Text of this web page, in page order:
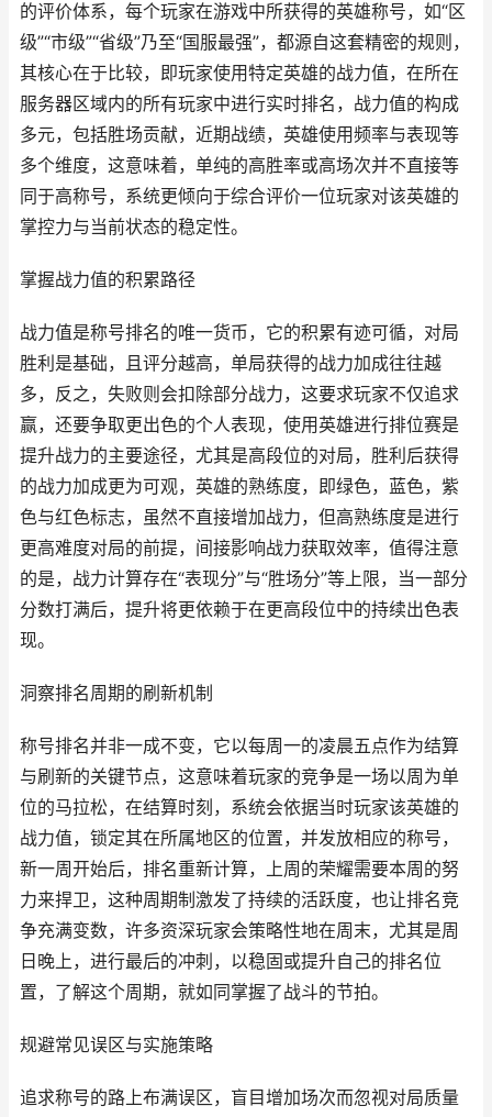
的评价体系，每个玩家在游戏中所获得的英雄称号，如“区
级”“市级”“省级”乃至“国服最强”，都源自这套精密的规则，
其核心在于比较，即玩家使用特定英雄的战力值，在所在
服务器区域内的所有玩家中进行实时排名，战力值的构成
多元，包括胜场贡献，近期战绩，英雄使用频率与表现等
多个维度，这意味着，单纯的高胜率或高场次并不直接等
同于高称号，系统更倾向于综合评价一位玩家对该英雄的
掌控力与当前状态的稳定性。
掌握战力值的积累路径
战力值是称号排名的唯一货币，它的积累有迹可循，对局
胜利是基础，且评分越高，单局获得的战力加成往往越
多，反之，失败则会扣除部分战力，这要求玩家不仅追求
赢，还要争取更出色的个人表现，使用英雄进行排位赛是
提升战力的主要途径，尤其是高段位的对局，胜利后获得
的战力加成更为可观，英雄的熟练度，即绿色，蓝色，紫
色与红色标志，虽然不直接增加战力，但高熟练度是进行
更高难度对局的前提，间接影响战力获取效率，值得注意
的是，战力计算存在“表现分”与“胜场分”等上限，当一部分
分数打满后，提升将更依赖于在更高段位中的持续出色表
现。
洞察排名周期的刷新机制
称号排名并非一成不变，它以每周一的凌晨五点作为结算
与刷新的关键节点，这意味着玩家的竞争是一场以周为单
位的马拉松，在结算时刻，系统会依据当时玩家该英雄的
战力值，锁定其在所属地区的位置，并发放相应的称号，
新一周开始后，排名重新计算，上周的荣耀需要本周的努
力来捍卫，这种周期制激发了持续的活跃度，也让排名竞
争充满变数，许多资深玩家会策略性地在周末，尤其是周
日晚上，进行最后的冲刺，以稳固或提升自己的排名位
置，了解这个周期，就如同掌握了战斗的节拍。
规避常见误区与实施策略
追求称号的路上布满误区，盲目增加场次而忽视对局质量